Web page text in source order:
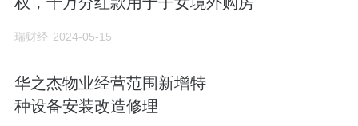
瑞财经 2024-05-15
华之杰物业经营范围新增特
种设备安装改造修理